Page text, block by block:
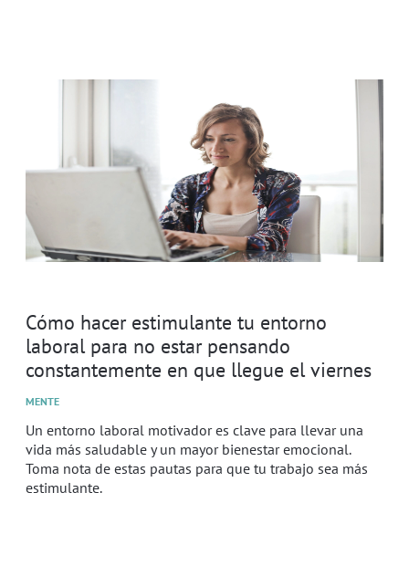
Cómo hacer estimulante tu entorno
laboral para no estar pensando
constantemente en que llegue el viernes
MENTE
Un entorno laboral motivador es clave para llevar una
vida más saludable y un mayor bienestar emocional.
Toma nota de estas pautas para que tu trabajo sea más
estimulante.